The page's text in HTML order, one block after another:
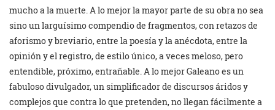
mucho a la muerte. A lo mejor la mayor parte de su obra no sea
sino un larguísimo compendio de fragmentos, con retazos de
aforismo y breviario, entre la poesía y la anécdota, entre la
opinión y el registro, de estilo único, a veces meloso, pero
entendible, próximo, entrañable. A lo mejor Galeano es un
fabuloso divulgador, un simplificador de discursos áridos y
complejos que contra lo que pretenden, no llegan fácilmente a